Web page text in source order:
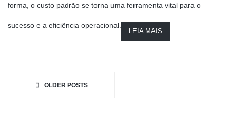
forma, o custo padrão se torna uma ferramenta vital para o
sucesso e a eficiência operacional.
LEIA MAIS
OLDER POSTS